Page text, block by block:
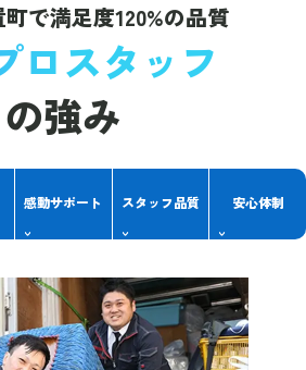
で満足度120%の品質
ロスタッフ
の強み
感動サポート スタッフ品質 安心体制